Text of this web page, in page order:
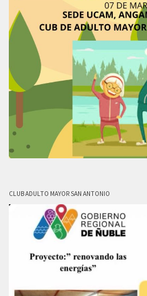
CLUB ADULTO MAYOR SAN ANTONIO